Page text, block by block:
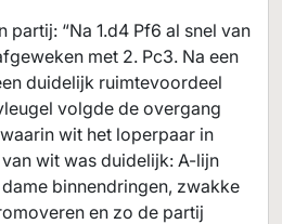
partij: “Na 1.d4 Pf6 al snel van
met 2. Pc3. Na een
duidelijk ruimtevoordeel
volgde de overgang
wit het loperpaar in
wit was duidelijk: A-lijn
binnendringen, zwakke
en zo de partij